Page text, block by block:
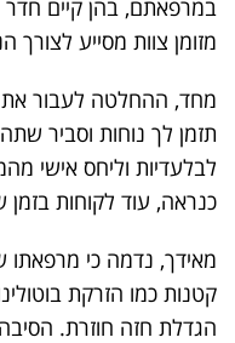
במרפאתם, בהן קיים חדר
מזומן צוות מסייע לצורך
מחד, ההחלטה לעבור
תזמן לך נוחות וסביר
לבלעדיות וליחס אישי
כנראה, עוד לקוחות
מאידך, נדמה כי מרפאתו
קטנות כמו הזרקת
הגדלת חזה חוזרת.